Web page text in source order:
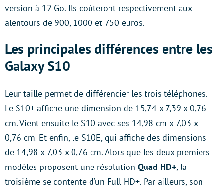
version à 12 Go. Ils coûteront respectivement aux
alentours de 900, 1000 et 750 euros.
Les principales différences entre les
Galaxy S10
Leur taille permet de différencier les trois téléphones.
Le S10+ affiche une dimension de 15,74 x 7,39 x 0,76
cm. Vient ensuite le S10 avec ses 14,98 cm x 7,03 x
0,76 cm. Et enfin, le S10E, qui affiche des dimensions
de 14,98 x 7,03 x 0,76 cm. Alors que les deux premiers
modèles proposent une résolution Quad HD+, la
troisième se contente d’un Full HD+. Par ailleurs, son